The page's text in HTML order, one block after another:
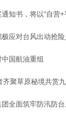
知书，将以“自营
应对台风出动抢
国航油重组
齐聚草原秘境共赏
全面筑牢防汛防